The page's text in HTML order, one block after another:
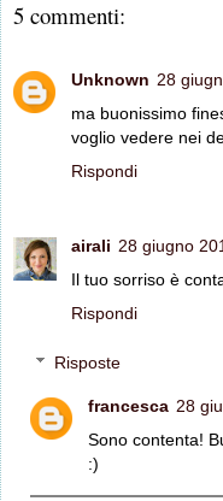
5 commenti:
Unknown 28
ma buonissimo
voglio vedere nei
Rispondi
airali 28 giugno
Il tuo sorriso è
Rispondi
Risposte
francesca 28
Sono contenta!
:)